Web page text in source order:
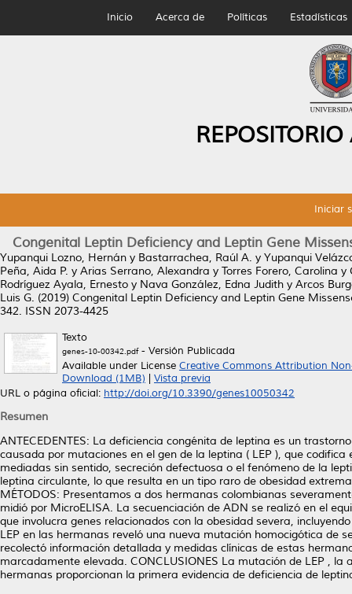
Inicio Acerca de Políticas Estadísticas
Iniciar
Congenital Leptin Deficiency and Leptin Gene
Yupanqui Lozno, Hernán y Bastarrachea, Raúl A. y Yupanqui
Peña, Aida P. y Arias Serrano, Alexandra y Torres Forero, Carolina y
Rodríguez Ayala, Ernesto y Nava González, Edna Judith y Arcos
Luis G. (2019) Congenital Leptin Deficiency and Leptin Gene
342. ISSN 2073-4425
Texto
genes-10-00342.pdf- Versión Publicada
Available under License Creative Commons Attribution
Download (1MB)
Vista previa
URL o página oficial: http://doi.org/10.3390/genes10050342
Resumen
ANTECEDENTES: La deficiencia congénita de leptina es un
causada por mutaciones en el gen de la leptina ( LEP ), que
mediadas sin sentido, secreción defectuosa o el fenómeno de la
leptina circulante, lo que resulta en un tipo raro de obesidad
MÉTODOS: Presentamos a dos hermanas colombianas
midió por MicroELISA. La secuenciación de ADN se realizó en el
que involucra genes relacionados con la obesidad severa,
LEP en las hermanas reveló una nueva mutación homocigótica de
recolectó información detallada y medidas clínicas de estas
marcadamente elevada. CONCLUSIONES La mutación de LEP ,
hermanas proporcionan la primera evidencia de deficiencia de